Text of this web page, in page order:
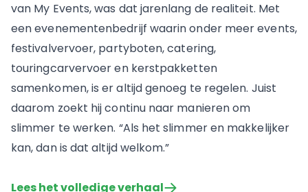
van My Events, was dat jarenlang de realiteit. Met
een evenementenbedrijf waarin onder meer events,
festivalvervoer, partyboten, catering,
touringcarvervoer en kerstpakketten
samenkomen, is er altijd genoeg te regelen. Juist
daarom zoekt hij continu naar manieren om
slimmer te werken. “Als het slimmer en makkelijker
kan, dan is dat altijd welkom.”
Lees het volledige verhaal